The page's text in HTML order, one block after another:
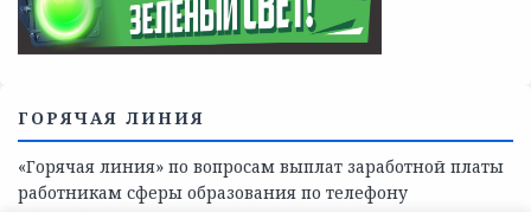
помощь детям и взрослым лицам Ленинградской
области
СКАЖИ КОРРУПЦИИ — НЕТ